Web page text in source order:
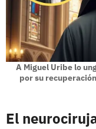
A Miguel Uribe lo
por su recuperación
El